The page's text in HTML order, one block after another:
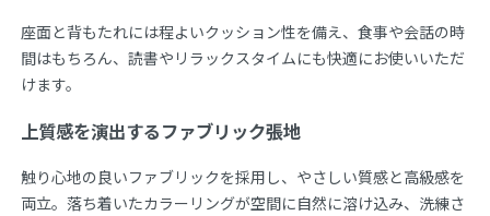
座面と背もたれには程よいクッション性を備え、食事や会話の時
間はもちろん、読書やリラックスタイムにも快適にお使いいただ
けます。
上質感を演出するファブリック張地
触り心地の良いファブリックを採用し、やさしい質感と高級感を
両立。落ち着いたカラーリングが空間に自然に溶け込み、洗練さ